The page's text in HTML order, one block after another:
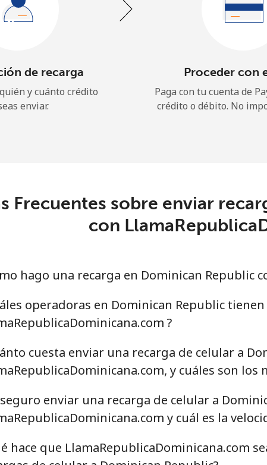
de recarga
y cuánto crédito
enviar.
Proceder con
Paga con tu cuenta de
crédito o débito. No
Frecuentes sobre enviar
con
hago una recarga en Dominican Republic
operadoras en Dominican Republic
?
cuesta enviar una recarga de celular a
y cuáles son los
seguro enviar una recarga de celular a
y cuál es la
hace que LlamaRepublicaDominicana.com